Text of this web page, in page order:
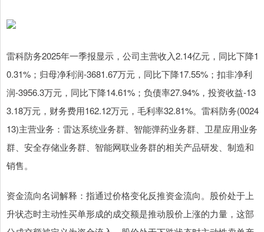
雷科防务2025年一季报显示，公司主营收入2.14亿元，同比下降1
0.31%；归母净利润-3681.67万元，同比下降17.55%；扣非净利
润-3956.3万元，同比下降14.61%；负债率27.94%，投资收益-13
3.18万元，财务费用162.12万元，毛利率32.81%。雷科防务(0024
13)主营业务：雷达系统业务群、智能弹药业务群、卫星应用业务
群、安全存储业务群、智能网联业务群的相关产品研发、制造和
销售。
资金流向名词解释：指通过价格变化反推资金流向。股价处于上
升状态时主动性买单形成的成交额是推动股价上涨的力量，这部